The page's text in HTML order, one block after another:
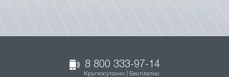
8 800 333-97-14
Круглосуточно | Бесплатно